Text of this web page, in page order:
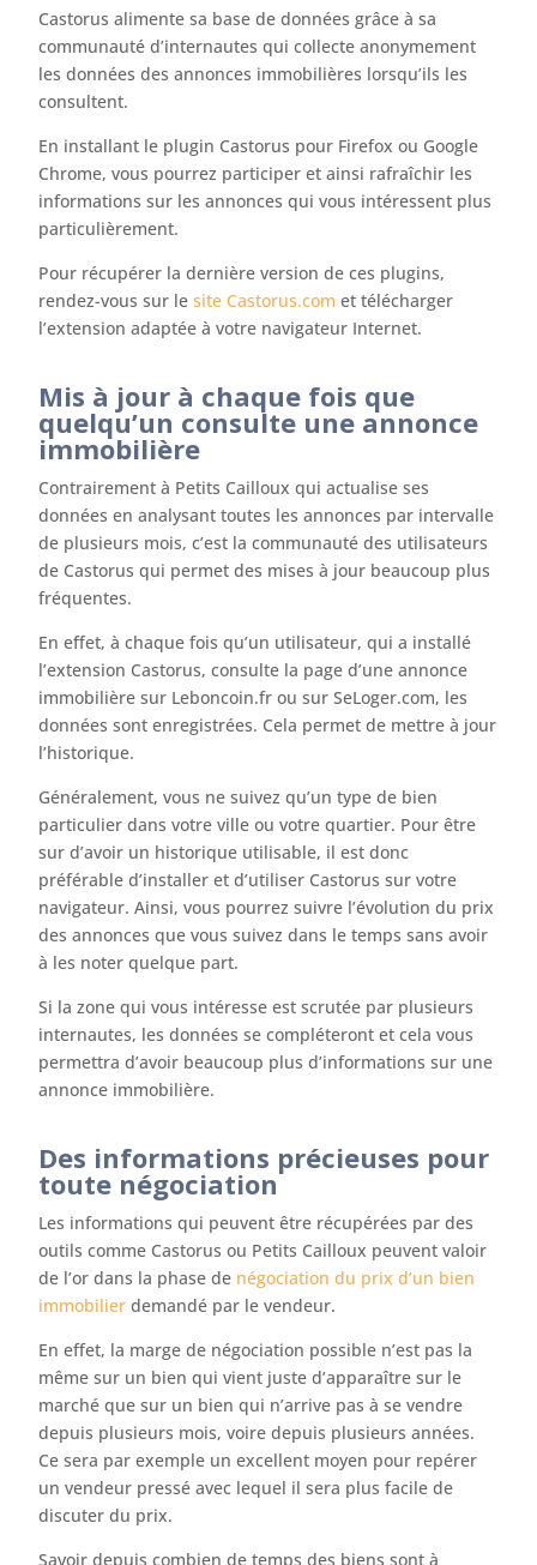
Castorus alimente sa base de données grâce à sa
communauté d’internautes qui collecte anonymement
les données des annonces immobilières lorsqu’ils les
consultent.
En installant le plugin Castorus pour Firefox ou Google
Chrome, vous pourrez participer et ainsi rafraîchir les
informations sur les annonces qui vous intéressent plus
particulièrement.
Pour récupérer la dernière version de ces plugins,
rendez-vous sur lesite Castorus.com et télécharger
l’extension adaptée à votre navigateur Internet.
Mis à jour à chaque fois que
quelqu’un consulte une annonce
immobilière
Contrairement à Petits Cailloux qui actualise ses
données en analysant toutes les annonces par intervalle
de plusieurs mois, c’est la communauté des utilisateurs
de Castorus qui permet des mises à jour beaucoup plus
fréquentes.
En effet, à chaque fois qu’un utilisateur, qui a installé
l’extension Castorus, consulte la page d’une annonce
immobilière sur Leboncoin.fr ou sur SeLoger.com, les
données sont enregistrées. Cela permet de mettre à jour
l’historique.
Généralement, vous ne suivez qu’un type de bien
particulier dans votre ville ou votre quartier. Pour être
sur d’avoir un historique utilisable, il est donc
préférable d’installer et d’utiliser Castorus sur votre
navigateur. Ainsi, vous pourrez suivre l’évolution du prix
des annonces que vous suivez dans le temps sans avoir
à les noter quelque part.
Si la zone qui vous intéresse est scrutée par plusieurs
internautes, les données se compléteront et cela vous
permettra d’avoir beaucoup plus d’informations sur une
annonce immobilière.
Des informations précieuses pour
toute négociation
Les informations qui peuvent être récupérées par des
outils comme Castorus ou Petits Cailloux peuvent valoir
de l’or dans la phase de négociation du prix d’un bien
immobilier demandé par le vendeur.
En effet, la marge de négociation possible n’est pas la
même sur un bien qui vient juste d’apparaître sur le
marché que sur un bien qui n’arrive pas à se vendre
depuis plusieurs mois, voire depuis plusieurs années.
Ce sera par exemple un excellent moyen pour repérer
un vendeur pressé avec lequel il sera plus facile de
discuter du prix.
Savoir depuis combien de temps des biens sont à